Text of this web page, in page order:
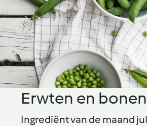
Erwten en bonen
Ingrediënt van de maand